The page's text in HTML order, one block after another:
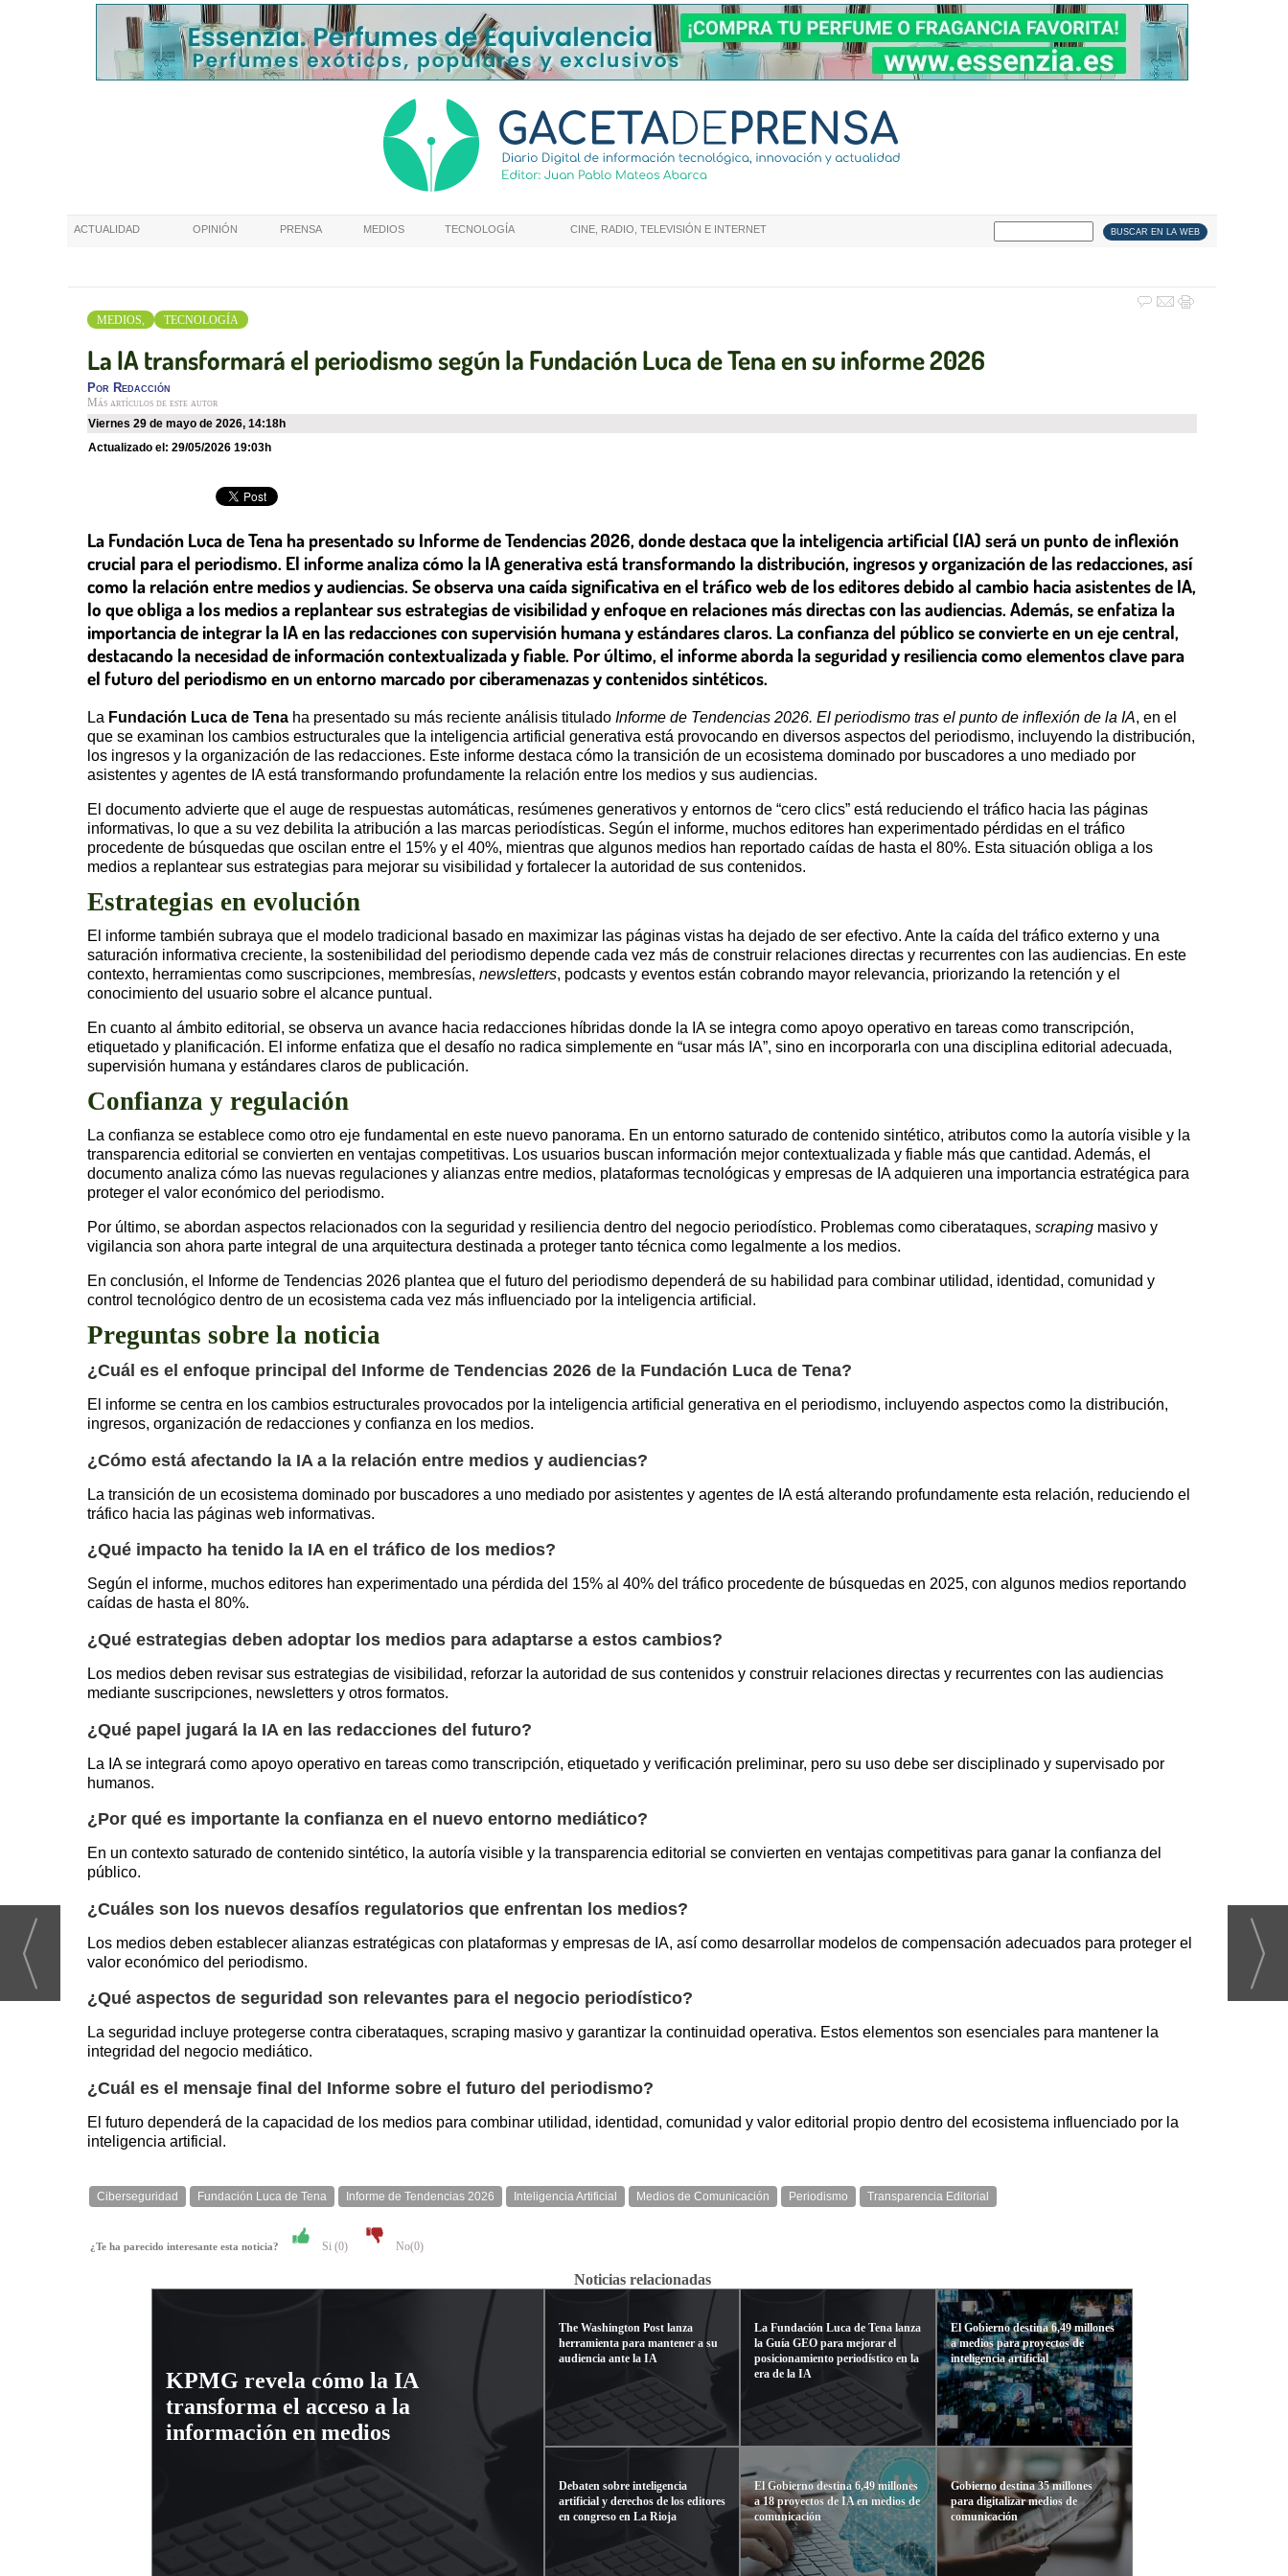
ACTUALIDAD OPINIÓN PRENSA MEDIOS TECNOLOGÍA CINE, RADIO, TELEVISIÓN E INTERNET
MEDIOS, TECNOLOGÍA
La IA transformará el periodismo según la Fundación Luca de Tena en su informe 2026
Por Redacción
Más artículos de este autor
viernes 29 de mayo de 2026, 14:18h
Actualizado el: 29/05/2026 19:03h
La Fundación Luca de Tena ha presentado su Informe de Tendencias 2026, donde destaca que la inteligencia artificial (IA) será un punto de inflexión
crucial para el periodismo. El informe analiza cómo la IA generativa está transformando la distribución, ingresos y organización de las redacciones, así
como la relación entre medios y audiencias. Se observa una caída significativa en el tráfico web de los editores debido al cambio hacia asistentes de IA,
lo que obliga a los medios a replantear sus estrategias de visibilidad y enfoque en relaciones más directas con las audiencias. Además, se enfatiza la
importancia de integrar la IA en las redacciones con supervisión humana y estándares claros. La confianza del público se convierte en un eje central,
destacando la necesidad de información contextualizada y fiable. Por último, el informe aborda la seguridad y resiliencia como elementos clave para
el futuro del periodismo en un entorno marcado por ciberamenazas y contenidos sintéticos.
La Fundación Luca de Tena ha presentado su más reciente análisis titulado Informe de Tendencias 2026. El periodismo tras el punto de inflexión de la IA, en el
que se examinan los cambios estructurales que la inteligencia artificial generativa está provocando en diversos aspectos del periodismo, incluyendo la distribución,
los ingresos y la organización de las redacciones. Este informe destaca cómo la transición de un ecosistema dominado por buscadores a uno mediado por
asistentes y agentes de IA está transformando profundamente la relación entre los medios y sus audiencias.
El documento advierte que el auge de respuestas automáticas, resúmenes generativos y entornos de “cero clics” está reduciendo el tráfico hacia las páginas
informativas, lo que a su vez debilita la atribución a las marcas periodísticas. Según el informe, muchos editores han experimentado pérdidas en el tráfico
procedente de búsquedas que oscilan entre el 15% y el 40%, mientras que algunos medios han reportado caídas de hasta el 80%. Esta situación obliga a los
medios a replantear sus estrategias para mejorar su visibilidad y fortalecer la autoridad de sus contenidos.
Estrategias en evolución
El informe también subraya que el modelo tradicional basado en maximizar las páginas vistas ha dejado de ser efectivo. Ante la caída del tráfico externo y una
saturación informativa creciente, la sostenibilidad del periodismo depende cada vez más de construir relaciones directas y recurrentes con las audiencias. En este
contexto, herramientas como suscripciones, membresías, newsletters, podcasts y eventos están cobrando mayor relevancia, priorizando la retención y el
conocimiento del usuario sobre el alcance puntual.
En cuanto al ámbito editorial, se observa un avance hacia redacciones híbridas donde la IA se integra como apoyo operativo en tareas como transcripción,
etiquetado y planificación. El informe enfatiza que el desafío no radica simplemente en “usar más IA”, sino en incorporarla con una disciplina editorial adecuada,
supervisión humana y estándares claros de publicación.
Confianza y regulación
La confianza se establece como otro eje fundamental en este nuevo panorama. En un entorno saturado de contenido sintético, atributos como la autoría visible y la
transparencia editorial se convierten en ventajas competitivas. Los usuarios buscan información mejor contextualizada y fiable más que cantidad. Además, el
documento analiza cómo las nuevas regulaciones y alianzas entre medios, plataformas tecnológicas y empresas de IA adquieren una importancia estratégica para
proteger el valor económico del periodismo.
Por último, se abordan aspectos relacionados con la seguridad y resiliencia dentro del negocio periodístico. Problemas como ciberataques, scraping masivo y
vigilancia son ahora parte integral de una arquitectura destinada a proteger tanto técnica como legalmente a los medios.
En conclusión, el Informe de Tendencias 2026 plantea que el futuro del periodismo dependerá de su habilidad para combinar utilidad, identidad, comunidad y
control tecnológico dentro de un ecosistema cada vez más influenciado por la inteligencia artificial.
Preguntas sobre la noticia
¿Cuál es el enfoque principal del Informe de Tendencias 2026 de la Fundación Luca de Tena?
El informe se centra en los cambios estructurales provocados por la inteligencia artificial generativa en el periodismo, incluyendo aspectos como la distribución,
ingresos, organización de redacciones y confianza en los medios.
¿Cómo está afectando la IA a la relación entre medios y audiencias?
La transición de un ecosistema dominado por buscadores a uno mediado por asistentes y agentes de IA está alterando profundamente esta relación, reduciendo el
tráfico hacia las páginas web informativas.
¿Qué impacto ha tenido la IA en el tráfico de los medios?
Según el informe, muchos editores han experimentado una pérdida del 15% al 40% del tráfico procedente de búsquedas en 2025, con algunos medios reportando
caídas de hasta el 80%.
¿Qué estrategias deben adoptar los medios para adaptarse a estos cambios?
Los medios deben revisar sus estrategias de visibilidad, reforzar la autoridad de sus contenidos y construir relaciones directas y recurrentes con las audiencias
mediante suscripciones, newsletters y otros formatos.
¿Qué papel jugará la IA en las redacciones del futuro?
La IA se integrará como apoyo operativo en tareas como transcripción, etiquetado y verificación preliminar, pero su uso debe ser disciplinado y supervisado por
humanos.
¿Por qué es importante la confianza en el nuevo entorno mediático?
En un contexto saturado de contenido sintético, la autoría visible y la transparencia editorial se convierten en ventajas competitivas para ganar la confianza del
público.
¿Cuáles son los nuevos desafíos regulatorios que enfrentan los medios?
Los medios deben establecer alianzas estratégicas con plataformas y empresas de IA, así como desarrollar modelos de compensación adecuados para proteger el
valor económico del periodismo.
¿Qué aspectos de seguridad son relevantes para el negocio periodístico?
La seguridad incluye protegerse contra ciberataques, scraping masivo y garantizar la continuidad operativa. Estos elementos son esenciales para mantener la
integridad del negocio mediático.
¿Cuál es el mensaje final del Informe sobre el futuro del periodismo?
El futuro dependerá de la capacidad de los medios para combinar utilidad, identidad, comunidad y valor editorial propio dentro del ecosistema influenciado por la
inteligencia artificial.
Ciberseguridad Fundación Luca de Tena Informe de Tendencias 2026 Inteligencia Artificial Medios de Comunicación Periodismo Transparencia Editorial
¿Te ha parecido interesante esta noticia? Si (0) No(0)
Noticias relacionadas
KPMG revela cómo la IA
transforma el acceso a la
información en medios
The Washington Post lanza
herramienta para mantener a su
audiencia ante la IA
Debaten sobre inteligencia
artificial y derechos de los editores
en congreso en La Rioja
La Fundación Luca de Tena lanza
la Guía GEO para mejorar el
posicionamiento periodístico en la
era de la IA
El Gobierno destina 6,49 millones
a 18 proyectos de IA en medios de
comunicación
El Gobierno destina 6,49 millones
a medios para proyectos de
inteligencia artificial
Gobierno destina 35 millones
para digitalizar medios de
comunicación